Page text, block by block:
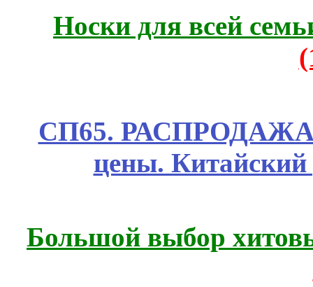
Носки для всей
СП65. РАСПРОДАЖА!
цены.
Большой выбор